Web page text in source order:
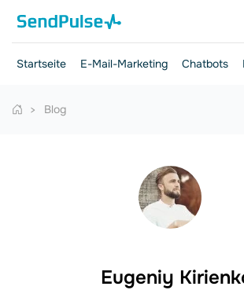
Startseite E-Mail-Marketing Chatbots
Blog
Eugeniy